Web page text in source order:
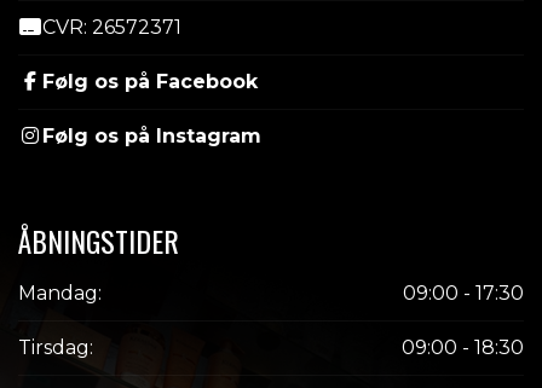
CVR: 26572371
Følg os på Facebook
Følg os på Instagram
ÅBNINGSTIDER
Mandag: 09:00 - 17:30
Tirsdag: 09:00 - 18:30